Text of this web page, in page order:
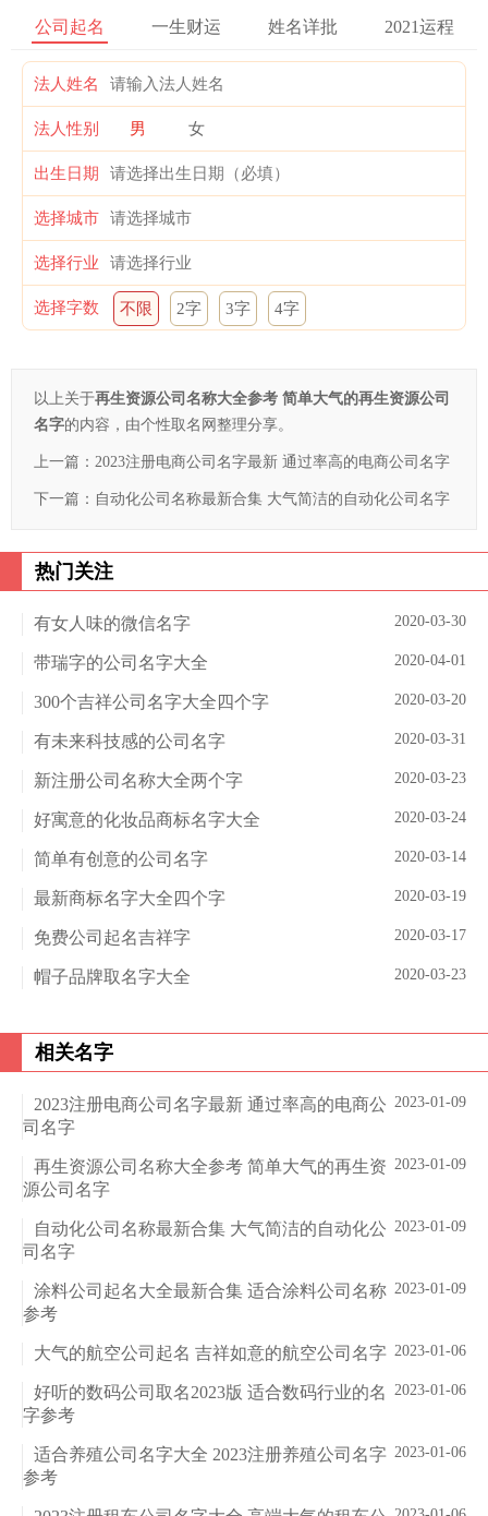
公司起名 一生财运 姓名详批 2021运程
法人姓名
法人性别 男 女
出生日期
选择城市
选择行业
选择字数 不限 2字 3字 4字
以上关于再生资源公司名称大全参考 简单大气的再生资源公司
名字的内容，由个性取名网整理分享。
上一篇： 2023注册电商公司名字最新 通过率高的电商公司名字
下一篇： 自动化公司名称最新合集 大气简洁的自动化公司名字
热门关注
2020-03-30
有女人味的微信名字
2020-04-01
带瑞字的公司名字大全
2020-03-20
300个吉祥公司名字大全四个字
2020-03-31
有未来科技感的公司名字
2020-03-23
新注册公司名称大全两个字
2020-03-24
好寓意的化妆品商标名字大全
2020-03-14
简单有创意的公司名字
2020-03-19
最新商标名字大全四个字
2020-03-17
免费公司起名吉祥字
2020-03-23
帽子品牌取名字大全
相关名字
2023-01-09
2023注册电商公司名字最新 通过率高的电商公
司名字
2023-01-09
再生资源公司名称大全参考 简单大气的再生资
源公司名字
2023-01-09
自动化公司名称最新合集 大气简洁的自动化公
司名字
2023-01-09
涂料公司起名大全最新合集 适合涂料公司名称
参考
2023-01-06
大气的航空公司起名 吉祥如意的航空公司名字
2023-01-06
好听的数码公司取名2023版 适合数码行业的名
字参考
2023-01-06
适合养殖公司名字大全 2023注册养殖公司名字
参考